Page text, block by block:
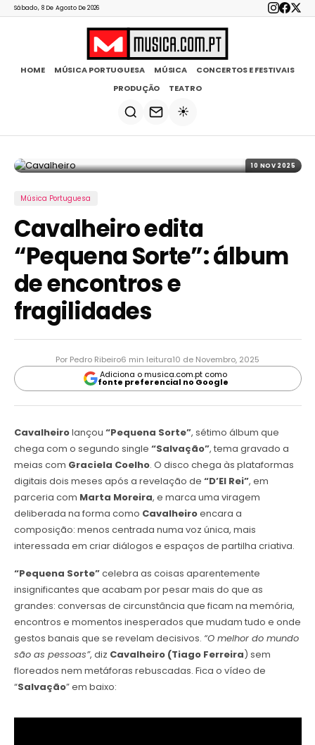
Sábado, 8 De Agosto De 2026
HOME MÚSICA PORTUGUESA MÚSICA
CONCERTOS E FESTIVAIS
PRODUÇÃO
TEATRO
☀️
10 NOV 2025
Música Portuguesa
Cavalheiro edita
“Pequena Sorte”: álbum
de encontros e
fragilidades
Por Pedro Ribeiro6 min leitura10 de Novembro, 2025
Adiciona o musica.com.pt como
fonte preferencial no Google
Cavalheirolançou “Pequena Sorte”, sétimo álbum que
chega com o segundo single “Salvação”, tema gravado a
meias com Graciela Coelho. O disco chega às plataformas
digitais dois meses após a revelação de “D’El Rei”, em
parceria com Marta Moreira, e marca uma viragem
deliberada na forma como Cavalheiroencara a
composição: menos centrada numa voz única, mais
interessada em criar diálogos e espaços de partilha criativa.
“Pequena Sorte”celebra as coisas aparentemente
insignificantes que acabam por pesar mais do que as
grandes: conversas de circunstância que ficam na memória,
encontros e momentos inesperados que mudam tudo e onde
gestos banais que se revelam decisivos. “O melhor do mundo
são as pessoas”, diz Cavalheiro (Tiago Ferreira) sem
floreados nem metáforas rebuscadas. Fica o vídeo de
“Salvação” em baixo: